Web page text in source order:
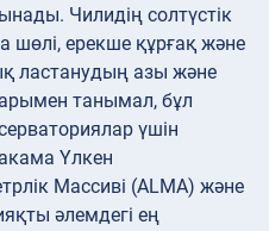
Чилидің солтүстік
шөлі, ерекше құрғақ және
ластанудың азы және
танымал, бұл
үшін
Үлкен
Массиві (ALMA) және
әлемдегі ең